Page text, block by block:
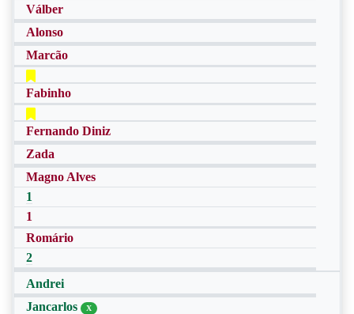
Válber
Alonso
Marcão
Fabinho
Fernando Diniz
Zada
Magno Alves
1
1
Romário
2
Andrei
Jancarlos
X